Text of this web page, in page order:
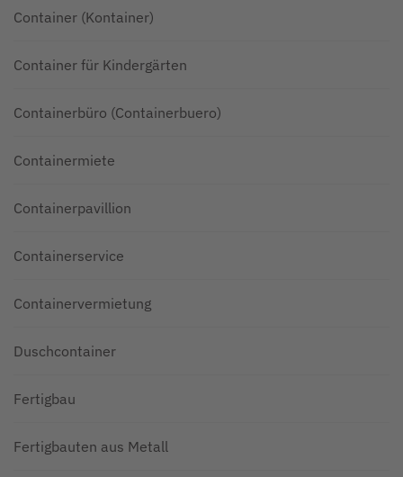
Container (Kontainer)
Container für Kindergärten
Containerbüro (Containerbuero)
Containermiete
Containerpavillion
Containerservice
Containervermietung
Duschcontainer
Fertigbau
Fertigbauten aus Metall